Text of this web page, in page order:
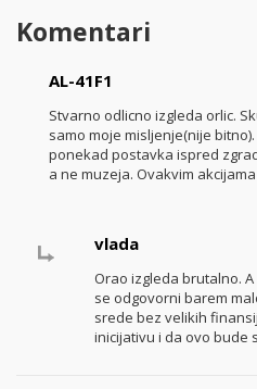
Komentari
AL-41F1
Stvarno odlicno izgleda orlic.
samo moje misljenje(nije
ponekad postavka ispred
a ne muzeja. Ovakvim
vlada
Orao izgleda brutalno.
se odgovorni barem
srede bez velikih
inicijativu i da ovo bude